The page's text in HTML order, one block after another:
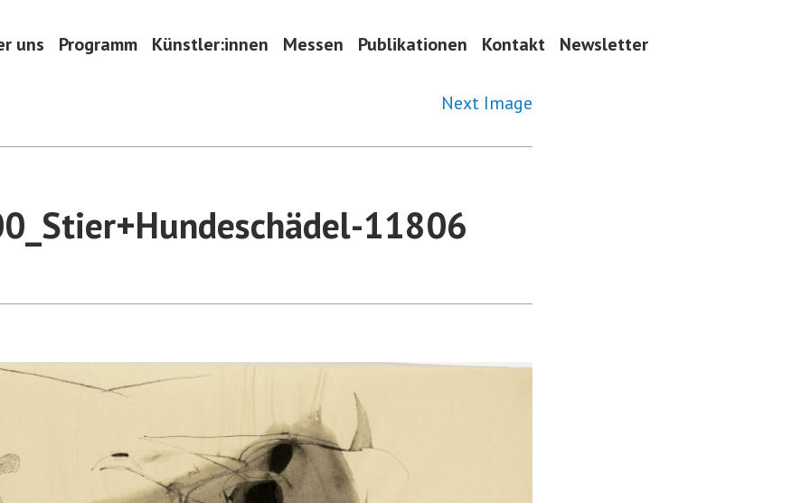
uns Programm Künstler:innen Messen Publikationen Kontakt Newsletter
Next Image
11806